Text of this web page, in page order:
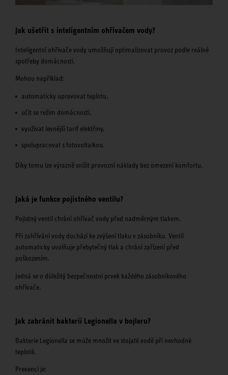
Jak ušetřit s inteligentním ohřívačem vody?
Inteligentní ohřívače vody umožňují optimalizovat provoz podle reálné
spotřeby domácnosti.
Mohou například:
automaticky upravovat teplotu,
učit se režim domácnosti,
využívat levnější tarif elektřiny,
spolupracovat s fotovoltaikou.
Díky tomu lze výrazně snížit provozní náklady bez omezení komfortu.
Jaká je funkce pojistného ventilu?
Pojistný ventil chrání ohřívač vody před nadměrným tlakem.
Při zahřívání vody dochází ke zvýšení tlaku v zásobníku. Ventil
automaticky uvolňuje přebytečný tlak a chrání zařízení před
poškozením.
Jedná se o důležitý bezpečnostní prvek každého zásobníkového
ohřívače.
Jak zabránit bakterii Legionella v bojleru?
Bakterie Legionella se může množit ve stojaté vodě při nevhodné
teplotě.
Prevencí je: